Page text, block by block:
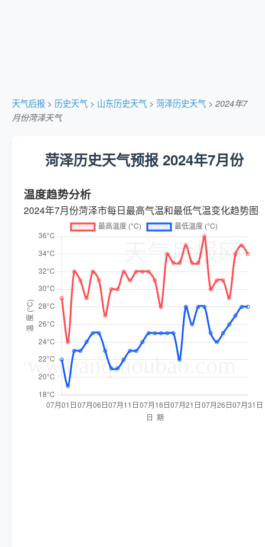
天气后报 > 历史天气 > 山东历史天气 > 菏泽历史天气 > 2024年7
月份菏泽天气
菏泽历史天气预报 2024年7月份
温度趋势分析
2024年7月份菏泽市每日最高气温和最低气温变化趋势图